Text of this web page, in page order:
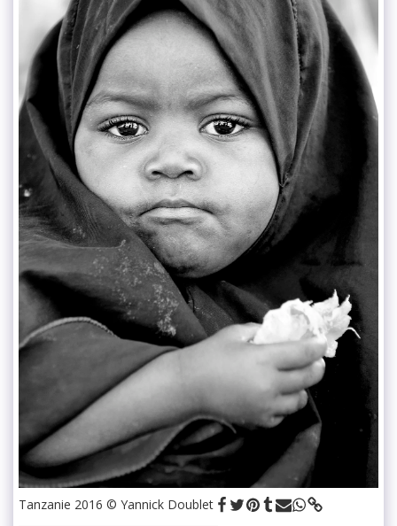
Tanzanie 2016 © Yannick Doublet